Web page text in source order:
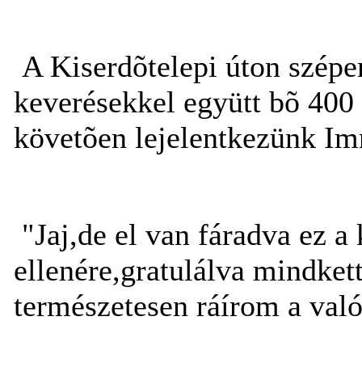
A Kiserdõtelepi úton
keverésekkel együtt bõ 400
követõen lejelentkezünk
"Jaj,de el van fáradva ez
ellenére,gratulálva
természetesen ráírom a